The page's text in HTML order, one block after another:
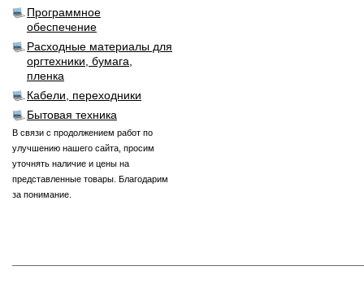
Программное
обеспечение
Расходные материалы для
оргтехники, бумага,
пленка
Кабели, переходники
Бытовая техника
В связи с продолжением работ по
улучшению нашего сайта, просим
уточнять наличие и цены на
представленные товары. Благодарим
за понимание.